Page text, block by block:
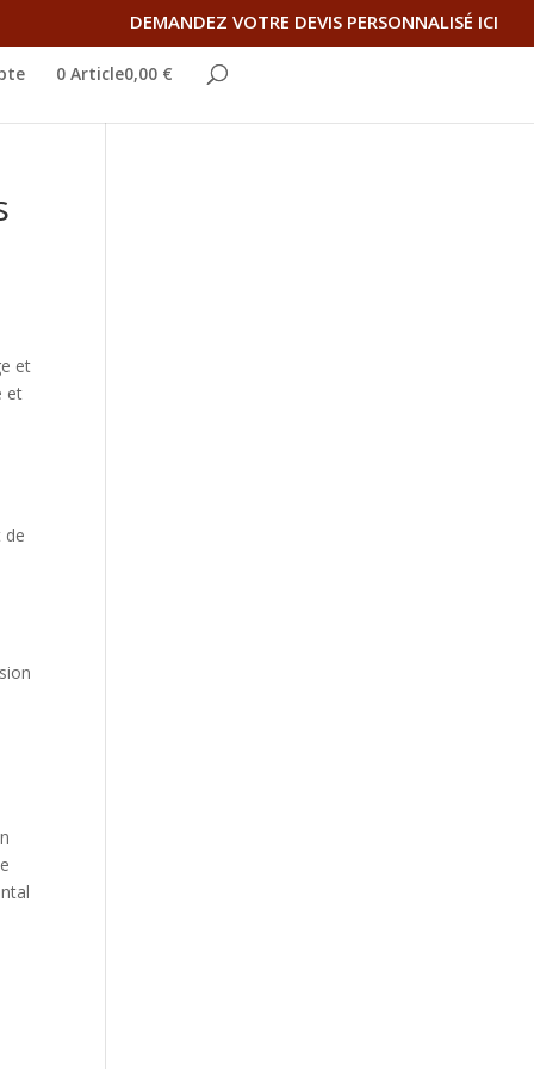
DEMANDEZ VOTRE DEVIS PERSONNALISÉ ICI
0 Article0,00 €
et
et
de